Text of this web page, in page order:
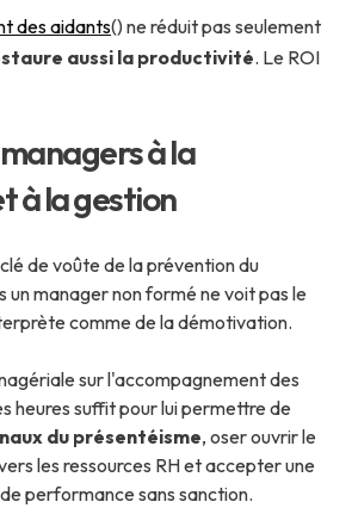
des aidants() ne réduit pas seulement
aussi la productivité. Le ROI
à la
à la gestion
de voûte de la prévention du
un manager non formé ne voit pas le
comme de la démotivation.
sur l'accompagnement des
heures suffit pour lui permettre de
du présentéisme, oser ouvrir le
les ressources RH et accepter une
performance sans sanction.